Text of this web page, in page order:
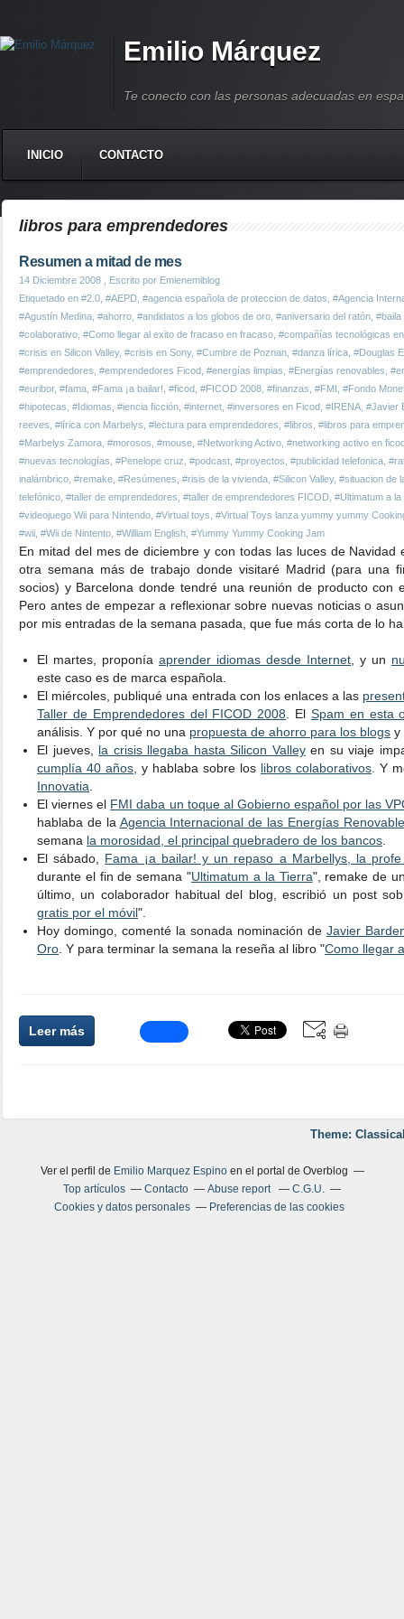
Emilio Márquez
Te conecto con las personas adecuadas en
INICIO CONTACTO
libros para emprendedores
Resumen a mitad de mes
14 Diciembre 2008 , Escrito por Emienemiblog
Etiquetado en #2.0 #AEPD #agencia española de proteccion de datos #Agencia
#Agustín Medina #ahorro #andidatos a los globos de oro #aniversario del ratón #baila
#colaborativo #Como llegar al exito de fracaso en fracaso #compañías tecnológicas
#crisis en Silicon Valley, #crisis en Sony, #Cumbre de Poznan #danza lírica #Douglas
#emprendedores #emprendedores Ficod #energías limpias #Energías renovables
#euribor, #fama #Fama ¡a bailar! #ficod #FICOD 2008 #finanzas #FMI #Fondo
#hipotecas #Idiomas #iencia ficción #internet #inversores en Ficod #IRENA #Javier
reeves #lírica con Marbelys #lectura para emprendedores #libros #libros para
#Marbelys Zamora #morosos #mouse #Networking Activo #networking activo en
#nuevas tecnologías #Penelope cruz #podcast #proyectos #publicidad telefonica
inalámbrico #remake #Resúmenes #risis de la vivienda #Silicon Valley, #situacion de
telefónico #taller de emprendedores #taller de emprendedores FICOD #Ultimatum a la
#videojuego Wii para Nintendo #Virtual toys #Virtual Toys lanza yummy yummy
#wii #Wii de Nintento #William English #Yummy Yummy Cooking Jam
En mitad del mes de diciembre y con todas las luces de Navidad
otra semana más de trabajo donde visitaré Madrid (para una
socios) y Barcelona donde tendré una reunión de producto con
Pero antes de empezar a reflexionar sobre nuevas noticias o
por mis entradas de la semana pasada, que fue más corta de lo
El martes, proponía aprender idiomas desde Internet , y un
este caso es de marca española.
El miércoles, publiqué una entrada con los enlaces a las
Taller de Emprendedores del FICOD 2008 . El Spam en esta
análisis. Y por qué no una propuesta de ahorro para los blogs y
El jueves, la crisis llegaba hasta Silicon Valleyen su viaje
cumplía 40 años , y hablaba sobre los libros colaborativos . Y
Innovatia
El viernes el FMI daba un toque al Gobierno español por las
hablaba de la Agencia Internacional de las Energías
semana la morosidad, el principal quebradero de los bancos
El sábado, Fama ¡a bailar! y un repaso a Marbellys, la
durante el fin de semana "Ultimatum a la Tierra", remake de
último, un colaborador habitual del blog, escribió un post
gratis por el móvil".
Hoy domingo, comenté la sonada nominación de Javier
Oro . Y para terminar la semana la reseña al libro "Como llegar
Leer más
Theme:
Ver el perfil de Emilio Marquez Espinoen el portal de Overblog
Top artículos
Contacto Abuse report
C.G.U.
Cookies y datos personales
Preferencias de las cookies